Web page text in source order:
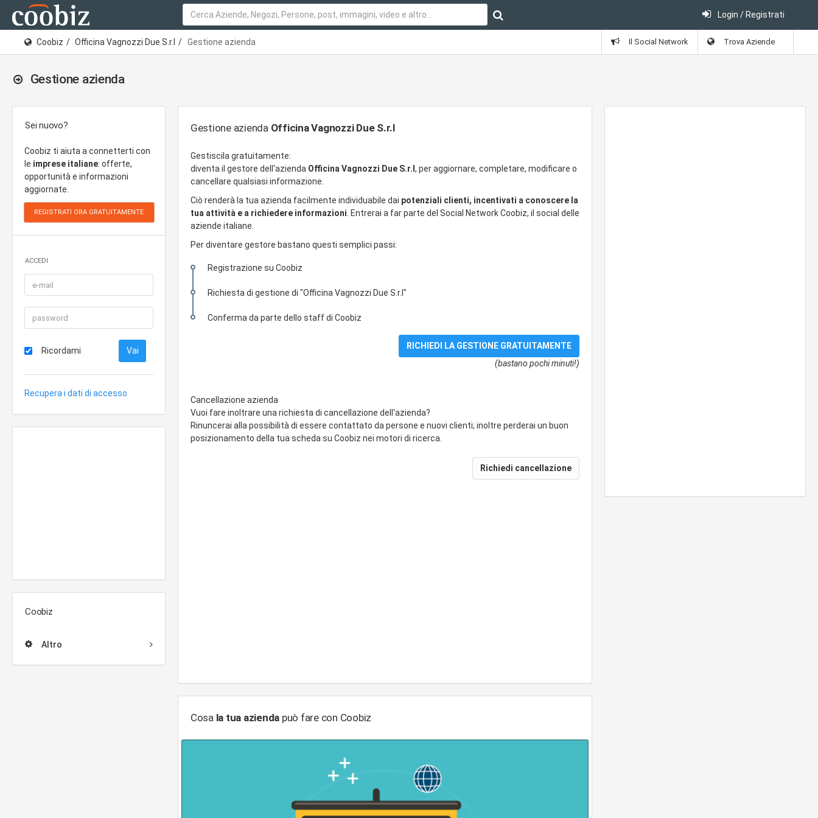
Login / Registrati
Coobiz Officina Vagnozzi Due S.r.l Gestione azienda Il Social Network Trova Aziende
Gestione azienda
Sei nuovo?
Coobiz ti aiuta a connetterti con
le imprese italiane: offerte,
opportunità e informazioni
aggiornate.
ACCEDI
Ricordami
Recupera i dati di accesso
Coobiz
Altro
Gestione azienda Officina Vagnozzi Due S.r.l
Gestiscila gratuitamente:
diventa il gestore dell'azienda Officina Vagnozzi Due S.r.l , per aggiornare, completare, modificare o
cancellare qualsiasi informazione.
Ciò renderà la tua azienda facilmente individuabile dai potenziali clienti, incentivati a conoscere la
tua attività e a richiedere informazioni . Entrerai a far parte del Social Network Coobiz, il social delle
aziende italiane.
Per diventare gestore bastano questi semplici passi:
Registrazione su Coobiz
Richiesta di gestione di "Officina Vagnozzi Due S.r.l"
Conferma da parte dello staff di Coobiz
(bastano pochi minuti!)
Cancellazione azienda
Vuoi fare inoltrare una richiesta di cancellazione dell'azienda?
Rinuncerai alla possibilità di essere contattato da persone e nuovi clienti; inoltre perderai un buon
posizionamento della tua scheda su Coobiz nei motori di ricerca.
Cosa la tua azienda può fare con Coobiz